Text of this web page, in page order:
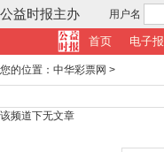
公益时报主办 用户名
首页 电子报
您的位置： 中华彩票网 >
该频道下无文章